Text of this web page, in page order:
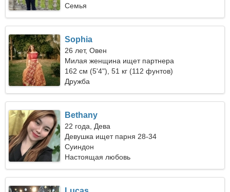
Семья
Sophia
26 лет, Овен
Милая женщина ищет партнера
162 см (5'4"), 51 кг (112 фунтов)
Дружба
Bethany
22 года, Дева
Девушка ищет парня 28-34
Суиндон
Настоящая любовь